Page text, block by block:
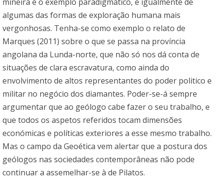
algumas das formas de exploração humana mais
vergonhosas. Tenha-se como exemplo o relato de
Marques (2011) sobre o que se passa na província
angolana da Lunda-norte, que não só nos dá conta de
situações de clara escravatura, como ainda do
envolvimento de altos representantes do poder politico e
militar no negócio dos diamantes. Poder-se-á sempre
argumentar que ao geólogo cabe fazer o seu trabalho, e
que todos os aspetos referidos tocam dimensões
económicas e políticas exteriores a esse mesmo trabalho.
Mas o campo da Geoética vem alertar que a postura dos
geólogos nas sociedades contemporâneas não pode
continuar a assemelhar-se à de Pilatos.